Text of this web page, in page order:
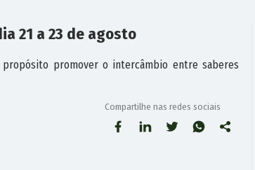
21 a 23 de agosto
promover o intercâmbio entre saberes
Compartilhe nas redes sociais